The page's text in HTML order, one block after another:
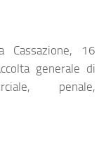
Cassazione, 16
generale di
penale,